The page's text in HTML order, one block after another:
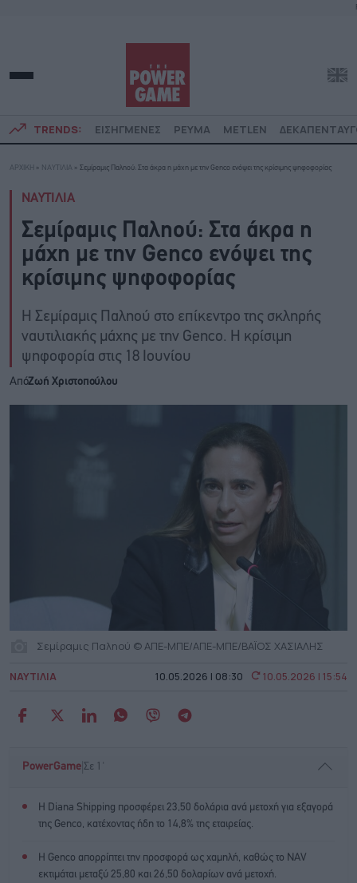
TRENDS: ΕΙΣΗΓΜΕΝΕΣ ΡΕΥΜΑ METLEN
ΑΡΧΙΚΗ » ΝΑΥΤΙΛΙΑ » Σεμίραμις Παληού: Στα άκρα η μάχη με την Genco ενόψει της κρίσιμης ψηφοφορίας
ΝΑΥΤΙΛΙΑ
Σεμίραμις Παληού: Στα άκρα η
μάχη με την Genco ενόψει της
κρίσιμης ψηφοφορίας
Η Σεμίραμις Παληού στο επίκεντρο της σκληρής
ναυτιλιακής μάχης με την Genco. Η κρίσιμη
ψηφοφορία στις 18 Ιουνίου
ΑπόΖωή Χριστοπούλου
Σεμίραμις Παληού © ΑΠΕ-ΜΠΕ/ΑΠΕ-ΜΠΕ/ΒΑΪΟΣ ΧΑΣΙΑΛΗΣ
ΝΑΥΤΙΛΙΑ 10.05.2026 | 08:30 10.05.2026 | 15:54
PowerGame Σε 1'
Η Diana Shipping προσφέρει 23,50 δολάρια ανά μετοχή για εξαγορά
της Genco, κατέχοντας ήδη το 14,8% της εταιρείας.
Η Genco απορρίπτει την προσφορά ως χαμηλή, καθώς το NAV
εκτιμάται μεταξύ 25,80 και 26,50 δολαρίων ανά μετοχή.